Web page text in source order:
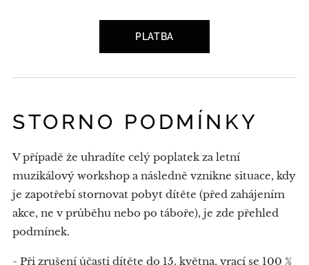
PLATBA
STORNO PODMÍNKY
V případě že uhradíte celý poplatek za letní
muzikálový workshop a následně vznikne situace, kdy
je zapotřebí stornovat pobyt dítěte (před zahájením
akce, ne v průběhu nebo po táboře), je zde přehled
podmínek.
- Při zrušení účasti dítěte do 15. května, vrací se 100 %